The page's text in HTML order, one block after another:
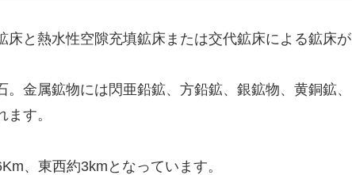
と熱水性空隙充填鉱床または交代鉱床による鉱床が
金属鉱物には閃亜鉛鉱、方鉛鉱、銀鉱物、黄銅鉱、
す。
、東西約3kmとなっています。